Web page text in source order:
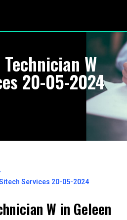
W
20-05-2024
Services 20-05-2024
W in Geleen